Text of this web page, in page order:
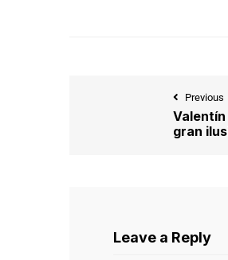
Previous
gran
Leave a Reply